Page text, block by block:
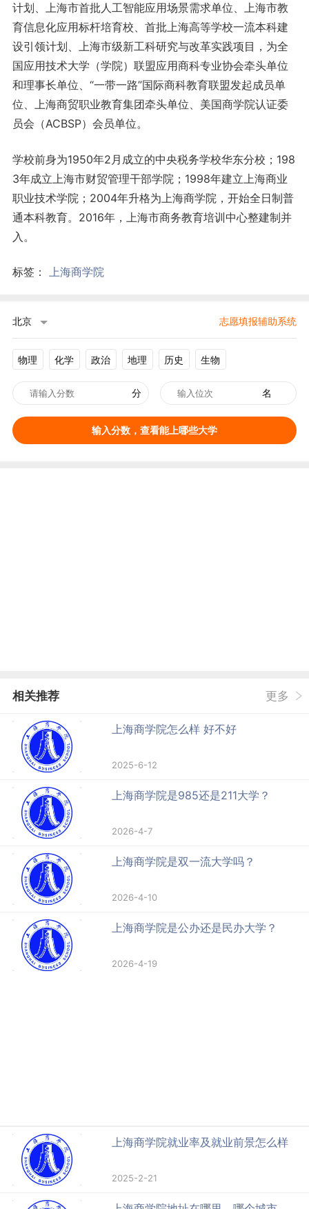
计划、上海市首批人工智能应用场景需求单位、上海市教
育信息化应用标杆培育校、首批上海高等学校一流本科建
设引领计划、上海市级新工科研究与改革实践项目，为全
国应用技术大学（学院）联盟应用商科专业协会牵头单位
和理事长单位、“一带一路”国际商科教育联盟发起成员单
位、上海商贸职业教育集团牵头单位、美国商学院认证委
员会（ACBSP）会员单位。
学校前身为1950年2月成立的中央税务学校华东分校；198
3年成立上海市财贸管理干部学院；1998年建立上海商业
职业技术学院；2004年升格为上海商学院，开始全日制普
通本科教育。2016年，上海市商务教育培训中心整建制并
入。
标签： 上海商学院
北京 志愿填报辅助系统
物理 化学 政治 地理 历史 生物
分 名
输入分数，查看能上哪些大学
相关推荐 更多
上海商学院怎么样 好不好
2025-6-12
上海商学院是985还是211大学？
2026-4-7
上海商学院是双一流大学吗？
2026-4-10
上海商学院是公办还是民办大学？
2026-4-19
上海商学院就业率及就业前景怎么样
2025-2-21